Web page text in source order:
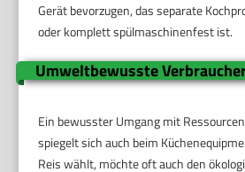
Gerät bevorzugen, das separate
oder komplett spülmaschinenfest ist.
Umweltbewusste
Ein bewusster Umgang mit
spiegelt sich auch beim
Reis wählt, möchte oft auch den